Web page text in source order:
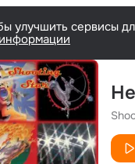
улучшить сервисы